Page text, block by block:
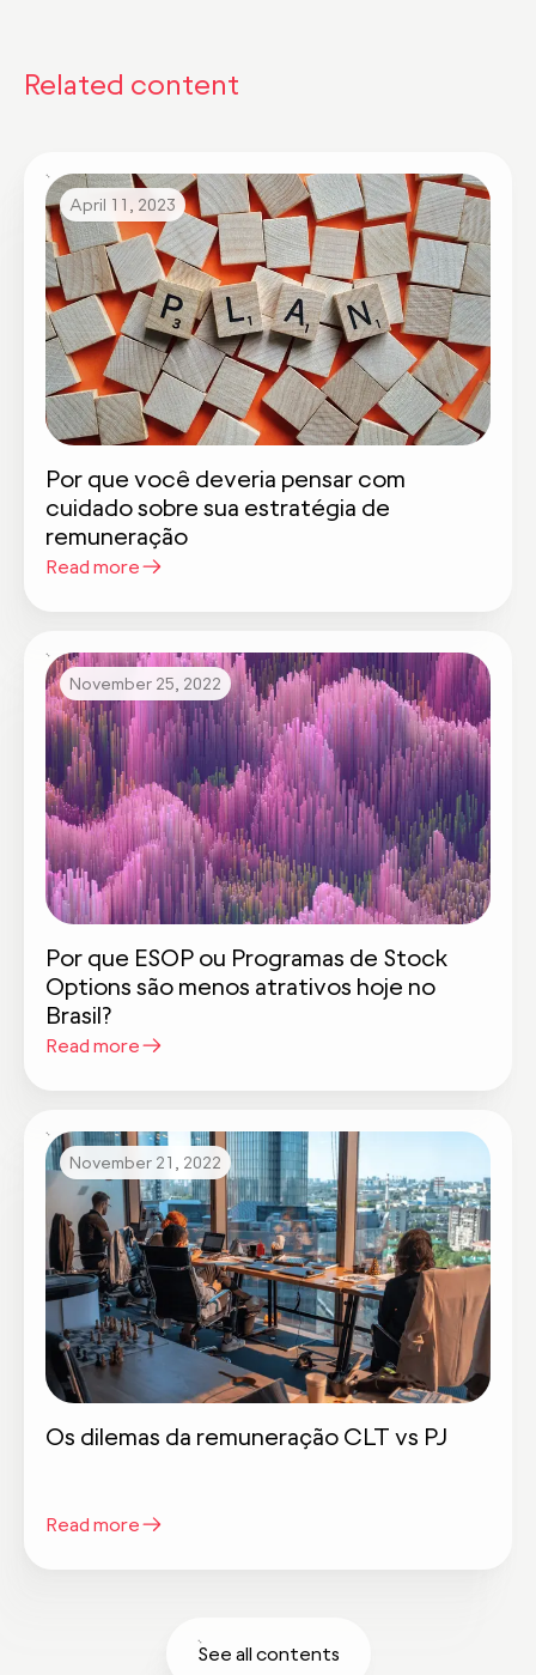
Related content
April 11, 2023
Por que você deveria pensar com
cuidado sobre sua estratégia de
remuneração
Read more
November 25, 2022
Por que ESOP ou Programas de Stock
Options são menos atrativos hoje no
Brasil?
Read more
November 21, 2022
Os dilemas da remuneração CLT vs PJ
Read more
See all contents